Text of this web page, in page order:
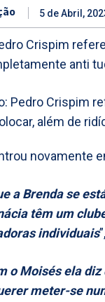
5 de Abril,
Crispim
anti
novamente
a Brenda se
têm um
individuais
o Moisés ela
meter-se